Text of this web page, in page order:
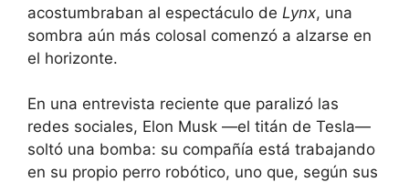
acostumbraban al espectáculo de Lynx, una
sombra aún más colosal comenzó a alzarse en
el horizonte.
En una entrevista reciente que paralizó las
redes sociales, Elon Musk —el titán de Tesla—
soltó una bomba: su compañía está trabajando
en su propio perro robótico, uno que, según sus